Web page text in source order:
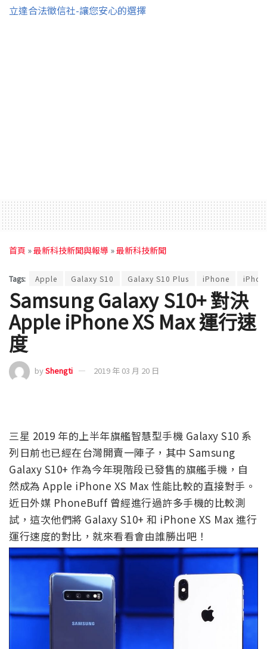
立達合法徵信社-讓您安心的選擇
首頁 »最新科技新聞與報導 »最新科技新聞
Tags: Apple Galaxy S10 Galaxy S10 Plus iPhone
Samsung Galaxy S10+ 對決
Apple iPhone XS Max 運行速
度
byShengti 2019 年 03 月 20 日
三星 2019 年的上半年旗艦智慧型手機 Galaxy S10 系
列日前也已經在台灣開賣一陣子，其中 Samsung
Galaxy S10+ 作為今年現階段已發售的旗艦手機，自
然成為 Apple iPhone XS Max 性能比較的直接對手。
近日外媒 PhoneBuff 曾經進行過許多手機的比較測
試，這次他們將 Galaxy S10+ 和 iPhone XS Max 進行
運行速度的對比，就來看看會由誰勝出吧！